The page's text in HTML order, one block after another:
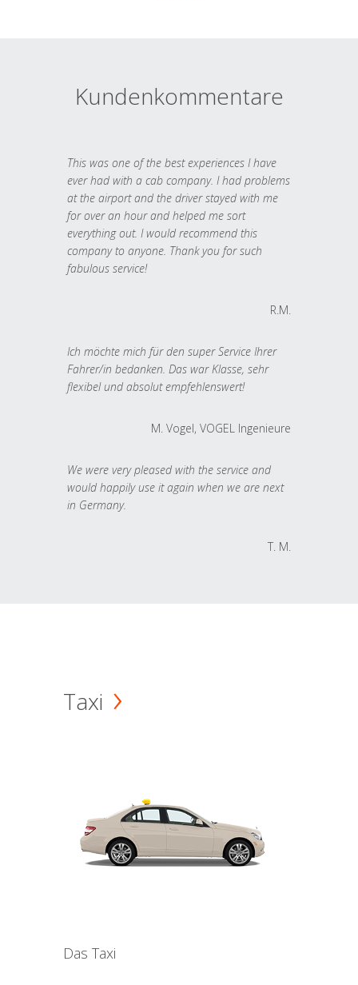
Kundenkommentare
This was one of the best experiences I have
ever had with a cab company. I had problems
at the airport and the driver stayed with me
for over an hour and helped me sort
everything out. I would recommend this
company to anyone. Thank you for such
fabulous service!
R.M.
Ich möchte mich für den super Service Ihrer
Fahrer/in bedanken. Das war Klasse, sehr
flexibel und absolut empfehlenswert!
M. Vogel, VOGEL Ingenieure
We were very pleased with the service and
would happily use it again when we are next
in Germany.
T. M.
Taxi
Das Taxi